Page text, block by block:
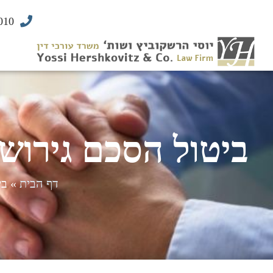
ביטול הסכם
דף הבית»